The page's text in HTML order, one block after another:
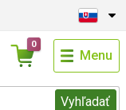
Vyhľadať
0
Menu